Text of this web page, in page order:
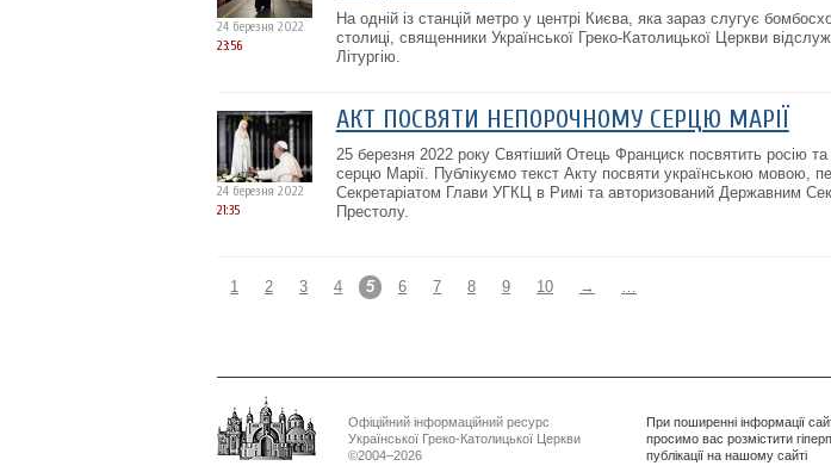
24 березня 2022
23:56
На одній із станцій метро у центрі Києва, яка зараз слугує
столиці, священники Української Греко-Католицької Церкви
Літургію.
24 березня 2022
21:35
АКТ ПОСВЯТИ НЕПОРОЧНОМУ СЕРЦЮ МАРІЇ
25 березня 2022 року Святіший Отець Франциск посвятить росію
серцю Марії. Публікуємо текст Акту посвяти українською мовою,
Секретаріатом Глави УГКЦ в Римі та авторизований Державним
Престолу.
1 2 3 4 5 6 7 8 9 10 → …
Офіційний інформаційний ресурс
Української Греко-Католицької Церкви
©2004–2026
При поширенні інформації
просимо вас розмістити
публікації на нашому сайті